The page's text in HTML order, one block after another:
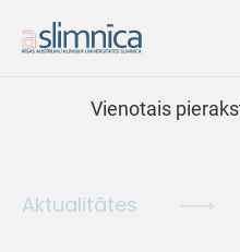
Vienotais
Aktualitātes